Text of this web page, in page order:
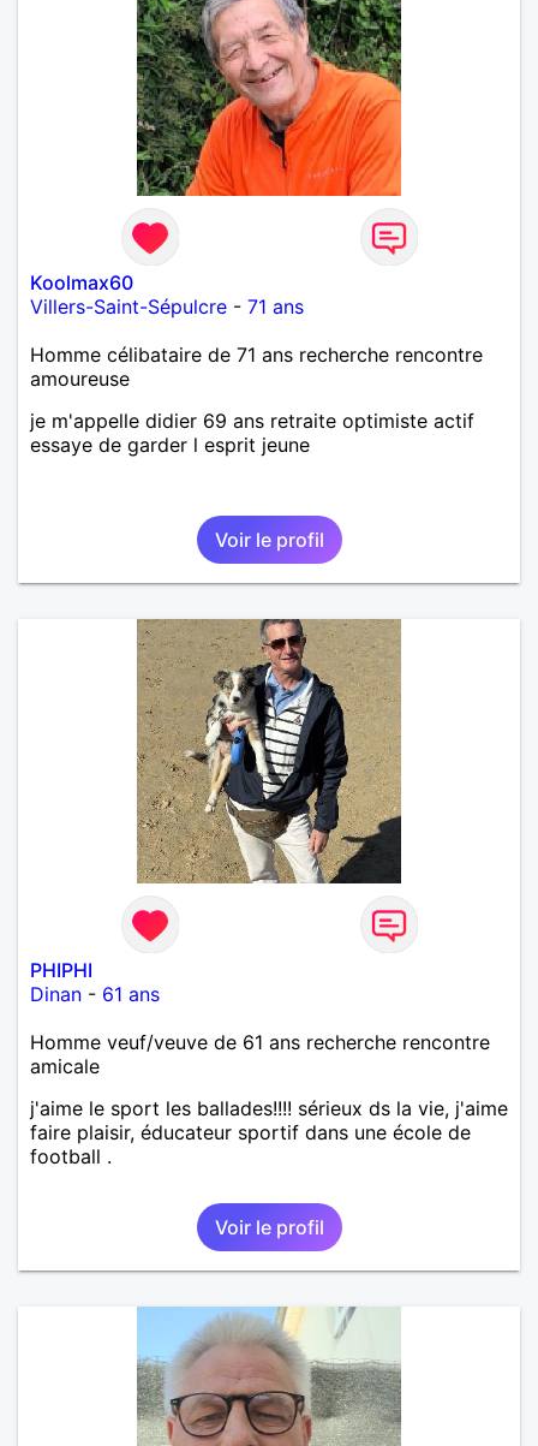
Koolmax60
Villers-Saint-Sépulcre - 71 ans
Homme célibataire de 71 ans recherche rencontre
amoureuse
je m'appelle didier 69 ans retraite optimiste actif
essaye de garder l esprit jeune
Voir le profil
PHIPHI
Dinan - 61 ans
Homme veuf/veuve de 61 ans recherche rencontre
amicale
j'aime le sport les ballades!!!! sérieux ds la vie, j'aime
faire plaisir, éducateur sportif dans une école de
football .
Voir le profil